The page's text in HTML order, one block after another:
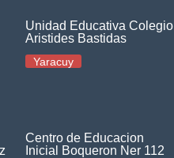
Unidad Educativa Colegio
Aristides Bastidas
Yaracuy
Centro de Educacion
Inicial Boqueron Ner 112